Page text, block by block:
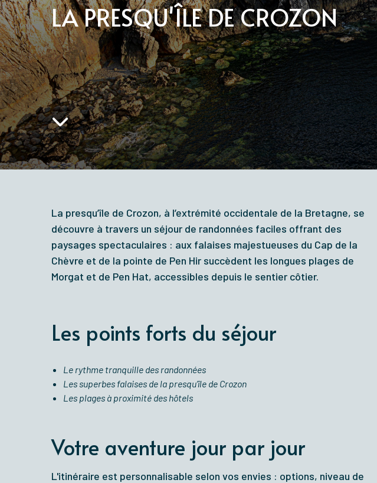
LA PRESQU'ÎLE DE CROZON
La presqu’île de Crozon, à l’extrémité occidentale de la Bretagne, se
découvre à travers un séjour de randonnées faciles offrant des
paysages spectaculaires : aux falaises majestueuses du Cap de la
Chèvre et de la pointe de Pen Hir succèdent les longues plages de
Morgat et de Pen Hat, accessibles depuis le sentier côtier.
Les points forts du séjour
Le rythme tranquille des randonnées
Les superbes falaises de la presqu’île de Crozon
Les plages à proximité des hôtels
Votre aventure jour par jour
L'itinéraire est personnalisable selon vos envies : options, niveau de